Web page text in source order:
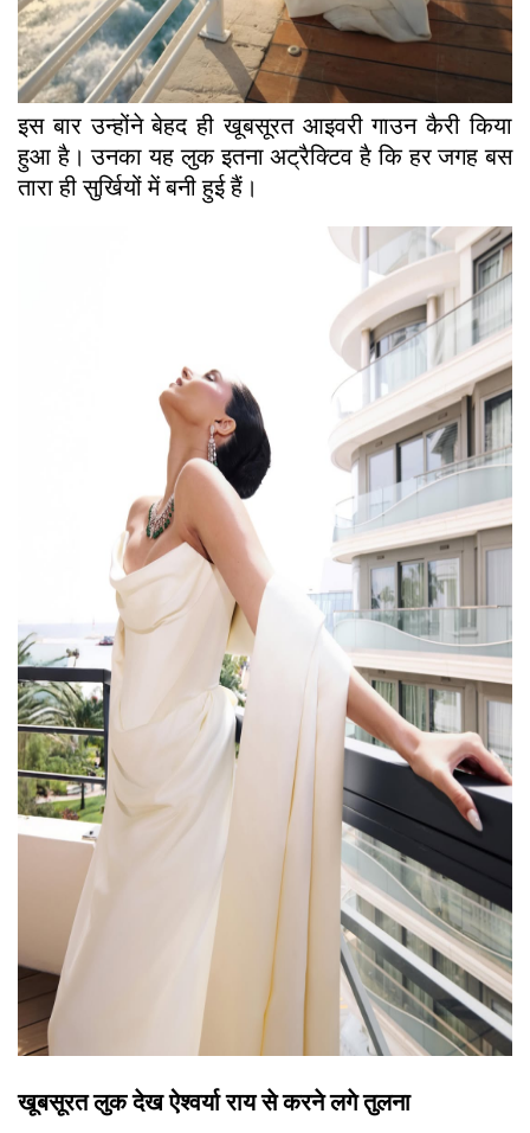
इस बार उन्होंने बेहद ही खूबसूरत आइवरी गाउन कैरी किया
हुआ है। उनका यह लुक इतना अट्रैक्टिव है कि हर जगह बस
तारा ही सुर्खियों में बनी हुई हैं।
खूबसूरत लुक देख ऐश्वर्या राय से करने लगे तुलना